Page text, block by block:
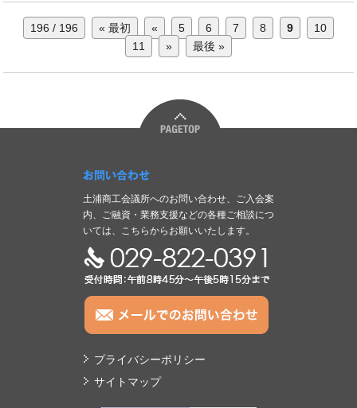
196 / 196 « 最初 « 5 6 7 8 9
10
11
» 最後 »
お問い合わせ
土浦商工会議所へのお問い合わせ、ご入会案
内、ご融資・業務支援などの各種ご相談につ
いては、こちらからお願いいたします。
TEL:029-822-0391
プライバシーポリシー
サイトマップ